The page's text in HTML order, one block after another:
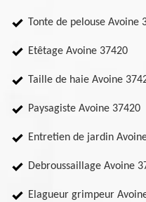
Tonte de pelouse Avoine
Etêtage Avoine 37420
Taille de haie Avoine
Paysagiste Avoine 37420
Entretien de jardin
Debroussaillage Avoine
Elagueur grimpeur